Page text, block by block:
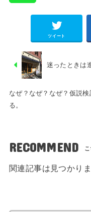
ツイート
迷ったときは
なぜ？なぜ？なぜ？仮説
る。
RECOMMEND
関連記事は見つかり